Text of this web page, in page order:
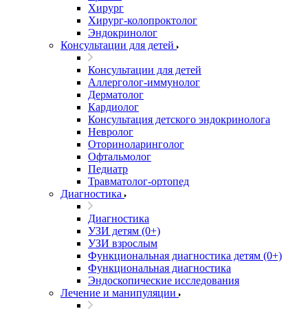
Хирург
Хирург-колопроктолог
Эндокринолог
Консультации для детей
Консультации для детей
Аллерголог-иммунолог
Дерматолог
Кардиолог
Консультация детского эндокринолога
Невролог
Оториноларинголог
Офтальмолог
Педиатр
Травматолог-ортопед
Диагностика
Диагностика
УЗИ детям (0+)
УЗИ взрослым
Функциональная диагностика детям (0+)
Функциональная диагностика
Эндоскопические исследования
Лечение и манипуляции